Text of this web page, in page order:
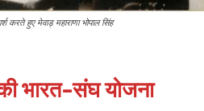
करते हुए मेवाड़ महाराणा भोपाल सिंह
भारत-संघ योजना